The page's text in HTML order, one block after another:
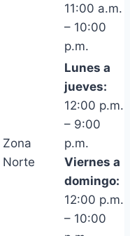
11:00 a.m.
– 10:00
p.m.
Zona
Norte
Lunes a
jueves:
12:00 p.m.
– 9:00
p.m.
Viernes a
domingo:
12:00 p.m.
– 10:00